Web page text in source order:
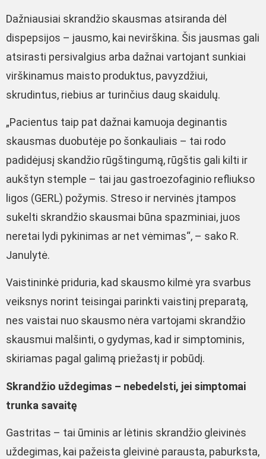
Dažniausiai skrandžio skausmas atsiranda dėl
dispepsijos – jausmo, kai nevirškina. Šis jausmas gali
atsirasti persivalgius arba dažnai vartojant sunkiai
virškinamus maisto produktus, pavyzdžiui,
skrudintus, riebius ar turinčius daug skaidulų.
„Pacientus taip pat dažnai kamuoja deginantis
skausmas duobutėje po šonkauliais – tai rodo
padidėjusį skandžio rūgštingumą, rūgštis gali kilti ir
aukštyn stemple – tai jau gastroezofaginio refliukso
ligos (GERL) požymis. Streso ir nervinės įtampos
sukelti skrandžio skausmai būna spazminiai, juos
neretai lydi pykinimas ar net vėmimas“, – sako R.
Janulytė.
Vaistininkė priduria, kad skausmo kilmė yra svarbus
veiksnys norint teisingai parinkti vaistinį preparatą,
nes vaistai nuo skausmo nėra vartojami skrandžio
skausmui malšinti, o gydymas, kad ir simptominis,
skiriamas pagal galimą priežastį ir pobūdį.
Skrandžio uždegimas – nebedelsti, jei simptomai
trunka savaitę
Gastritas – tai ūminis ar lėtinis skrandžio gleivinės
uždegimas, kai pažeista gleivinė parausta, paburksta,